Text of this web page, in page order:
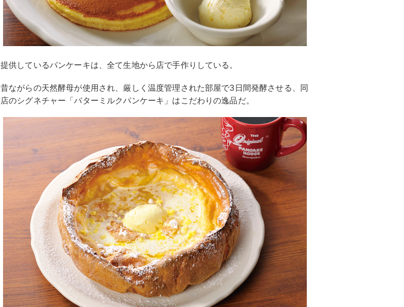
提供しているパンケーキは、全て生地から店で手作りしている。
昔ながらの天然酵母が使用され、厳しく温度管理された部屋で3日間発酵させる、同
店のシグネチャー「バターミルクパンケーキ」はこだわりの逸品だ。